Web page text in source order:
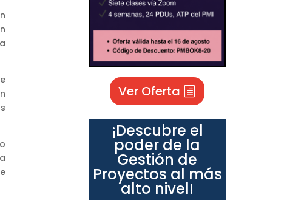
Ver Oferta
¡Descubre el
poder de la
Gestión de
Proyectos al más
alto nivel!